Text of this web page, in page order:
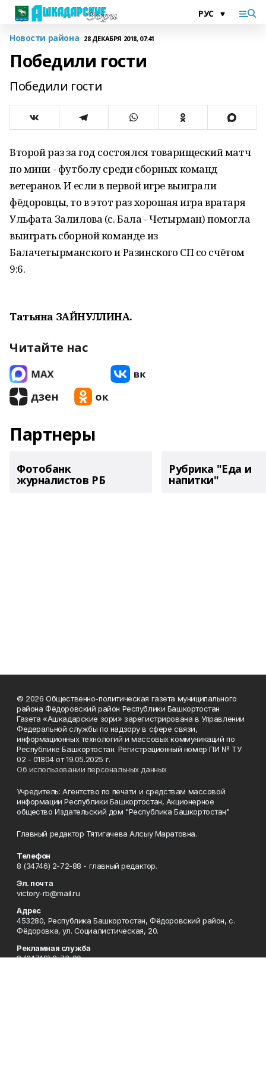
Новости района 28 ДЕКАБРЯ 2018, 07:41
Победили гости
Победили гости
Второй раз за год состоялся товарищеский матч
по мини - футболу среди сборных команд
ветеранов. И если в первой игре выиграли
фёдоровцы, то в этот раз хорошая игра вратаря
Ульфата Залилова (с. Бала - Четырман) помогла
выиграть сборной команде из
Балачетырманского и Разинского СП со счётом
9:6.
Татьяна ЗАЙНУЛЛИНА.
Читайте нас
Партнеры
Фотобанк
журналистов РБ
Рубрика "Еда и
напитки"
© 2026 Общественно-политическая газета муниципального
района Фёдоровский район Республики Башкортостан
Газета «Ашкадарские зори» зарегистрирована в Управлении
Федеральной службы по надзору в сфере связи,
информационных технологий и массовых коммуникаций по
Республике Башкортостан. Регистрационный номер ПИ № ТУ
02 - 01804 от 19.05.2025 г.
Об использовании персональных данных
Учредитель: Агентство по печати и средствам массовой
информации Республики Башкортостан, Акционерное
общество Издательский дом "Республика Башкортостан"
Главный редактор Тятигачева Алсыу Маратовна.
Телефон
8 (34746) 2-72-88 - главный редактор.
Эл. почта
victory-rb@mail.ru
Адрес
453280, Республика Башкортостан, Фёдоровский район, с.
Фёдоровка, ул. Социалистическая, 20.
Рекламная служба
8 (34746) 2-73-00